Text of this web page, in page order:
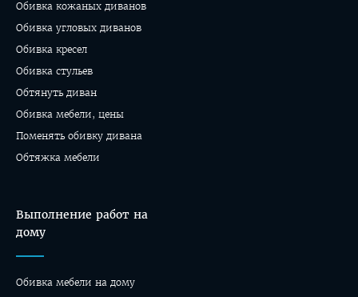
Обивка кожаных диванов
Обивка угловых диванов
Обивка кресел
Обивка стульев
Обтянуть диван
Обивка мебели, цены
Поменять обивку дивана
Обтяжка мебели
Выполнение работ на
дому
Обивка мебели на дому